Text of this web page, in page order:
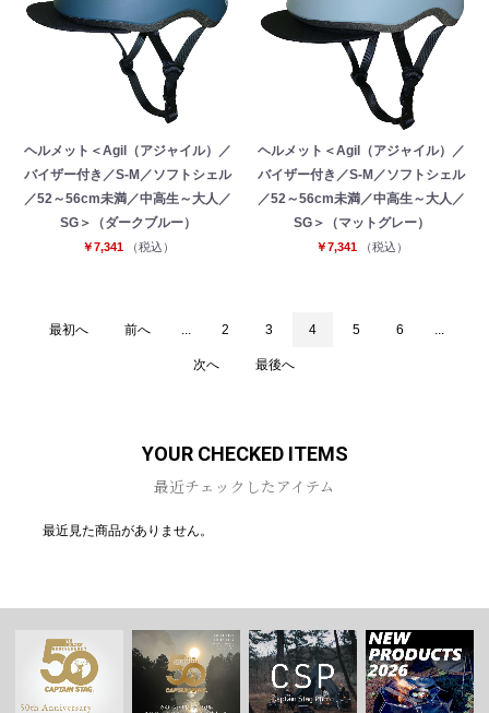
ヘルメット＜Agil（アジャイル）／
バイザー付き／S-M／ソフトシェル
／52～56cm未満／中高生～大人／
SG＞（ダークブルー）
￥7,341 （税込）
ヘルメット＜Agil（アジャイル）／
バイザー付き／S-M／ソフトシェル
／52～56cm未満／中高生～大人／
SG＞（マットグレー）
￥7,341 （税込）
最初へ 前へ 2 3 4 5 6
次へ 最後へ
YOUR CHECKED ITEMS
最近チェックしたアイテム
最近見た商品がありません。